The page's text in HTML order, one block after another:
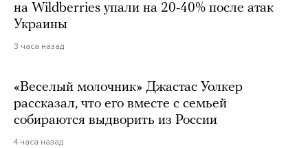
на Wildberries упали на 20-40% после атак
Украины
3 часа назад
«Веселый молочник» Джастас Уолкер
рассказал, что его вместе с семьей
собираются выдворить из России
4 часа назад